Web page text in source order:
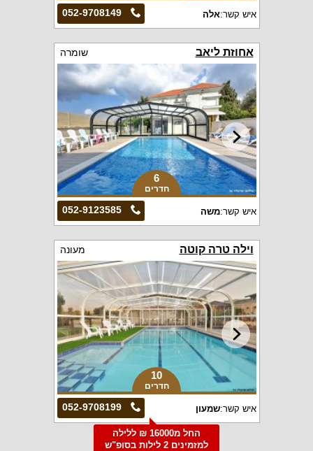
052-9708149 איש קשר:אלה
אחוזת ליאב שומרה
6
חדרים
052-9123585 איש קשר:משה
וילה טרה קוטה מעונה
10
חדרים
052-9708199 איש קשר:שמעון
החל מ16000 ₪ ללילה
למזמינים 2 לילות בסופ"ש